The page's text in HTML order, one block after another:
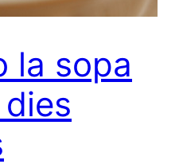
la sopa